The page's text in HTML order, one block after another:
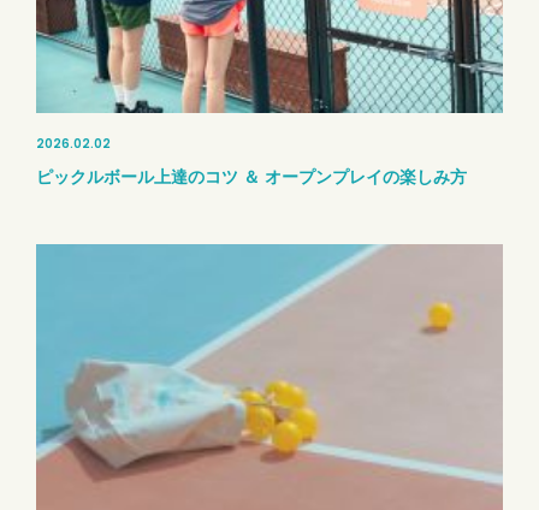
2026.02.02
ピックルボール上達のコツ ＆ オープンプレイの楽しみ方